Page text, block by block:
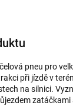
pneu pro
při jízdě v
na silnici.
zatáčkami